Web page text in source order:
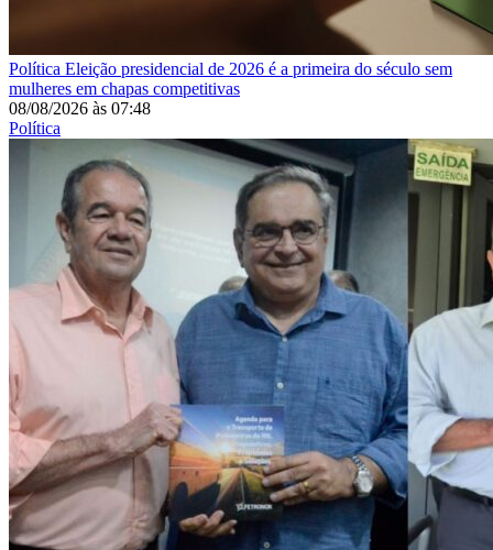
Política Eleição presidencial de 2026 é a primeira do século sem
mulheres em chapas competitivas
08/08/2026 às 07:48
Política